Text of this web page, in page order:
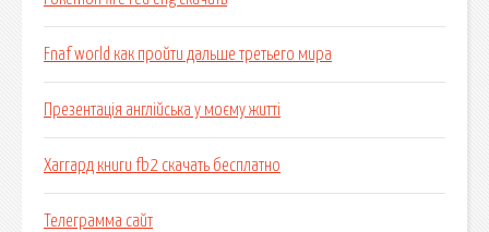
Fnaf world как пройти дальше третьего мира
Презентація англійська у моєму житті
Хаггард книги fb2 скачать бесплатно
Телеграмма сайт